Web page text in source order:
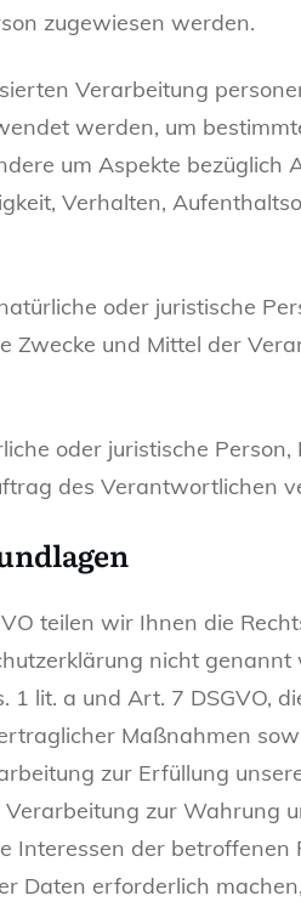
zugewiesen werden.
Verarbeitung
werden, um
um Aspekte
Verhalten,
oder juristische
Zwecke und Mittel der
oder juristische
des Verantwortlichen
teilen wir Ihnen die
nicht
lit. a und Art. 7 DSGVO,
Maßnahmen
zur Erfüllung
zur Wahrung
Interessen der
Daten erforderlich